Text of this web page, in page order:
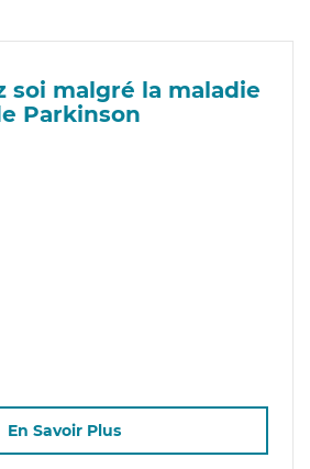
soi malgré la maladie
Parkinson
En Savoir Plus